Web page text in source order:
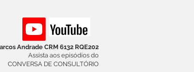
Andrade CRM 6132 RQE202
Assista aos episódios do
CONVERSA DE CONSULTÓRIO